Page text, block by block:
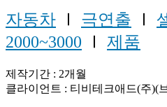
자동차 Ⅰ 극연출 Ⅰ
2000~3000 Ⅰ 제품
제작기간 : 2개월
클라이언트 : 티비테크애드(주)(